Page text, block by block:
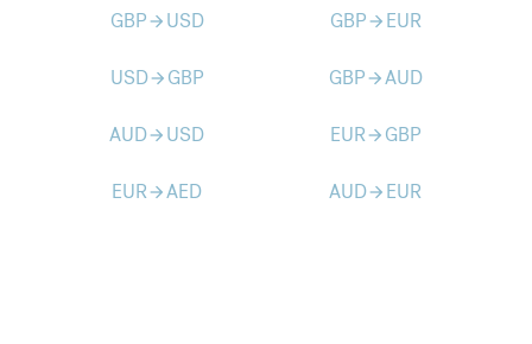
GBParrow_forward USD GBParrow_forward EUR
USDarrow_forward GBP GBParrow_forwardAUD
AUDarrow_forward USD EURarrow_forward GBP
EURarrow_forwardAED AUDarrow_forward EUR